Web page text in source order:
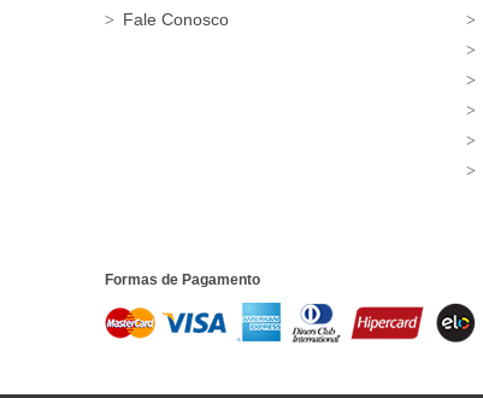
Fale Conosco
Formas de Pagamento